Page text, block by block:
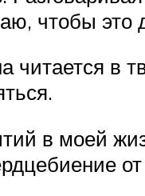
чтобы это
в
в моей